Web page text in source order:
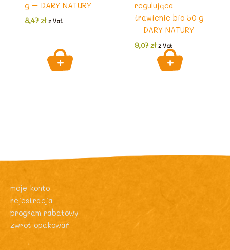
g – DARY NATURY
8,47zł z Vat
regulująca
trawienie bio 50 g
– DARY NATURY
9,07zł z Vat
moje konto
rejestracja
program rabatowy
zwrot opakowań